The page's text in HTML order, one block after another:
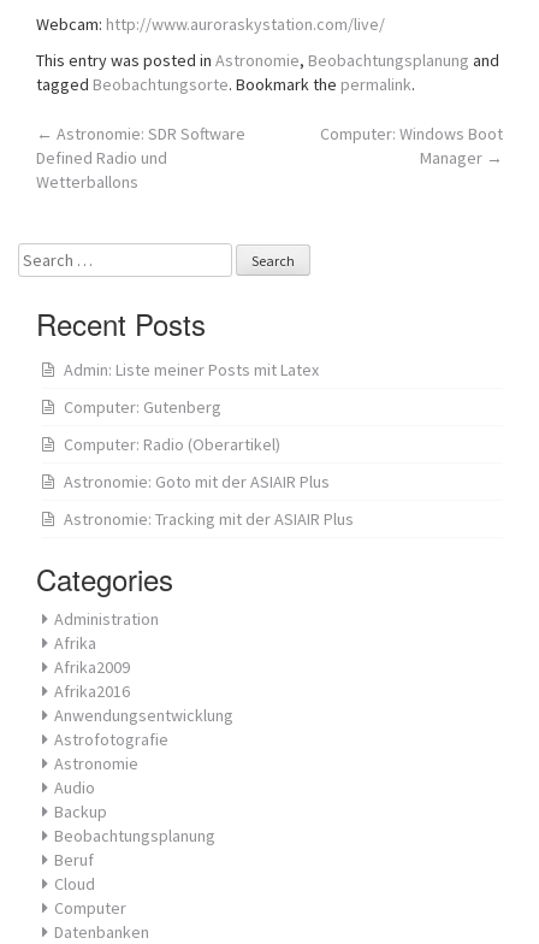
Webcam: http://www.auroraskystation.com/live/
This entry was posted in Astronomie, Beobachtungsplanung and
tagged Beobachtungsorte. Bookmark the permalink.
Post
navigation
← Astronomie: SDR Software
Defined Radio und
Wetterballons
Computer: Windows Boot
Manager →
Search
for:
Recent Posts
Admin: Liste meiner Posts mit Latex
Computer: Gutenberg
Computer: Radio (Oberartikel)
Astronomie: Goto mit der ASIAIR Plus
Astronomie: Tracking mit der ASIAIR Plus
Categories
Administration
Afrika
Afrika2009
Afrika2016
Anwendungsentwicklung
Astrofotografie
Astronomie
Audio
Backup
Beobachtungsplanung
Beruf
Cloud
Computer
Datenbanken